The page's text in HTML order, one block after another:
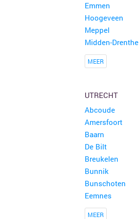
Emmen
Hoogeveen
Meppel
Midden-Drenthe
MEER
UTRECHT
Abcoude
Amersfoort
Baarn
De Bilt
Breukelen
Bunnik
Bunschoten
Eemnes
MEER